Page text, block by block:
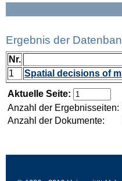
Ergebnis der
Nr.
1
Spatial decisions of
Aktuelle Seite:
Anzahl der Ergebnisseiten:
Anzahl der Dokumente: